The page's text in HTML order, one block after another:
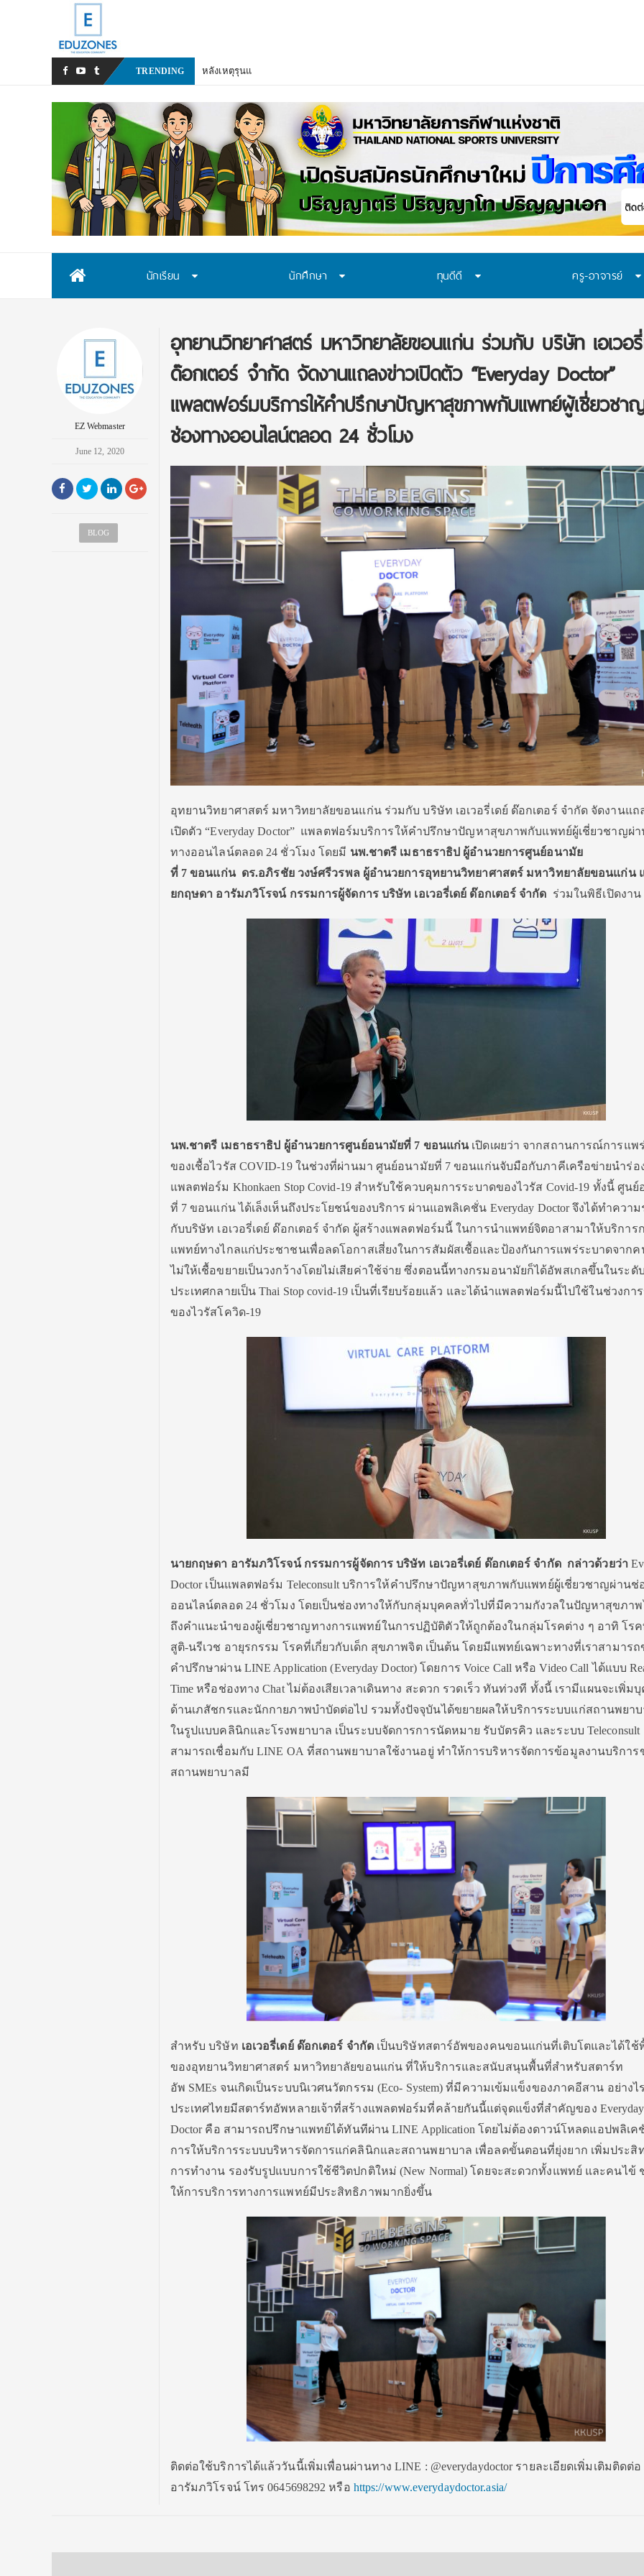
TRENDING
หลังเหตุรุนแรงในโรงเรียน เราควรเรียนรู้อะไร? 7 ระบบป้องกันที่โรงเรียนไทยควรมี ก่อนปัญหาของเด็กจะเดินไป
นักเรียน นักศึกษา ทุนดีดี ครู-อาจารย์
EZ Webmaster
June 12, 2020
BLOG
อุทยานวิทยาศาสตร์ มหาวิทยาลัยขอนแก่น ร่วมกับ บริษัท เอเวอ
ด๊อกเตอร์ จำกัด จัดงานแถลงข่าวเปิดตัว “Everyday Doctor”
แพลตฟอร์มบริการให้คำปรึกษาปัญหาสุขภาพกับแพทย์ผู้เชี่ยวชา
ช่องทางออนไลน์ตลอด 24 ชั่วโมง
อุทยานวิทยาศาสตร์ มหาวิทยาลัยขอนแก่น ร่วมกับ บริษัท เอเวอรี่เดย์ ด๊อกเตอร์ จำกัด จัดงานแถ
เปิดตัว “Everyday Doctor” แพลตฟอร์มบริการให้คำปรึกษาปัญหาสุขภาพกับแพทย์ผู้เชี่ยวชาญผ่
ทางออนไลน์ตลอด 24 ชั่วโมง โดยมี นพ.ชาตรี เมธาธราธิป ผู้อำนวยการศูนย์อนามัย
ที่ 7 ขอนแก่น ดร.อภิรชัย วงษ์ศรีวรพล ผู้อำนวยการอุทยานวิทยาศาสตร์ มหาวิทยาลัยขอนแก่น
ยกฤษดา อารัมภวิโรจน์ กรรมการผู้จัดการ บริษัท เอเวอรี่เดย์ ด๊อกเตอร์ จำกัด ร่วมในพิธีเปิดงาน
นพ.ชาตรี เมธาธราธิป ผู้อำนวยการศูนย์อนามัยที่ 7 ขอนแก่นเปิดเผยว่า จากสถานการณ์การแพ
ของเชื้อไวรัส COVID-19 ในช่วงที่ผ่านมา ศูนย์อนามัยที่ 7 ขอนแก่นจับมือกับภาคีเครือข่ายนำร่อ
แพลตฟอร์ม Khonkaen Stop Covid-19 สำหรับใช้ควบคุมการระบาดของไวรัส Covid-19 ทั้งนี้ ศูน
ที่ 7 ขอนแก่น ได้เล็งเห็นถึงประโยชน์ของบริการ ผ่านแอพลิเคชั่น Everyday Doctor จึงได้ทำควา
กับบริษัท เอเวอรี่เดย์ ด๊อกเตอร์ จำกัด ผู้สร้างแพลตฟอร์มนี้ ในการนำแพทย์จิตอาสามาให้บริการ
แพทย์ทางไกลแก่ประชาชนเพื่อลดโอกาสเสี่ยงในการสัมผัสเชื้อและป้องกันการแพร่ระบาดจาก
ไม่ให้เชื้อขยายเป็นวงกว้างโดยไม่เสียค่าใช้จ่าย ซึ่งตอนนี้ทางกรมอนามัยก็ได้อัพสเกลขึ้นในระดับ
ประเทศกลายเป็น Thai Stop covid-19 เป็นที่เรียบร้อยแล้ว และได้นำแพลตฟอร์มนี้ไปใช้ในช่วงกา
ของไวรัสโควิด-19
นายกฤษดา อารัมภวิโรจน์ กรรมการผู้จัดการ บริษัท เอเวอรี่เดย์ ด๊อกเตอร์ จำกัด กล่าวด้วยว่า
Doctor เป็นแพลตฟอร์ม Teleconsult บริการให้คำปรึกษาปัญหาสุขภาพกับแพทย์ผู้เชี่ยวชาญผ่านช่
ออนไลน์ตลอด 24 ชั่วโมง โดยเป็นช่องทางให้กับกลุ่มบุคคลทั่วไปที่มีความกังวลในปัญหาสุขภาพ
ถึงคำแนะนำของผู้เชี่ยวชาญทางการแพทย์ในการปฏิบัติตัวให้ถูกต้องในกลุ่มโรคต่าง ๆ อาทิ โรค
สูติ-นรีเวช อายุรกรรม โรคที่เกี่ยวกับเด็ก สุขภาพจิต เป็นต้น โดยมีแพทย์เฉพาะทางที่เราสามารถ
คำปรึกษาผ่าน LINE Application (Everyday Doctor) โดยการ Voice Call หรือ Video Call ได้แบบ
Time หรือช่องทาง Chat ไม่ต้องเสียเวลาเดินทาง สะดวก รวดเร็ว ทันท่วงที ทั้งนี้ เรามีแผนจะเพิ่ม
ด้านเภสัชกรและนักกายภาพบำบัดต่อไป รวมทั้งปัจจุบันได้ขยายผลให้บริการระบบแก่สถานพยา
ในรูปแบบคลินิกและโรงพยาบาล เป็นระบบจัดการการนัดหมาย รับบัตรคิว และระบบ
สามารถเชื่อมกับ LINE OA ที่สถานพยาบาลใช้งานอยู่ ทำให้การบริหารจัดการข้อมูลงานบริการ
สถานพยาบาลมี
สำหรับ บริษัท เอเวอรี่เดย์ ด๊อกเตอร์ จำกัดเป็นบริษัทสตาร์อัพของคนขอนแก่นที่เติบโตและได้ใช้
ของอุทยานวิทยาศาสตร์ มหาวิทยาลัยขอนแก่น ที่ให้บริการและสนับสนุนพื้นที่สำหรับสตาร์ท
อัพ SMEs จนเกิดเป็นระบบนิเวศนวัตกรรม (Eco- System) ที่มีความเข้มแข็งของภาคอีสาน อย่างไ
ประเทศไทยมีสตาร์ทอัพหลายเจ้าที่สร้างแพลตฟอร์มที่คล้ายกันนี้แต่จุดแข็งที่สำคัญของ Everyday
Doctor คือ สามารถปรึกษาแพทย์ได้ทันทีผ่าน LINE Application โดยไม่ต้องดาวน์โหลดแอปพลิเค
การให้บริการระบบบริหารจัดการแก่คลินิกและสถานพยาบาล เพื่อลดขั้นตอนที่ยุ่งยาก เพิ่มประสิ
การทำงาน รองรับรูปแบบการใช้ชีวิตปกติใหม่ (New Normal) โดยจะสะดวกทั้งแพทย์ และคนไข้
ให้การบริการทางการแพทย์มีประสิทธิภาพมากยิ่งขึ้น
ติดต่อใช้บริการได้แล้ววันนี้เพิ่มเพื่อนผ่านทาง LINE : @everydaydoctor รายละเอียดเพิ่มเติมติดต่
อารัมภวิโรจน์ โทร 0645698292 หรือ https://www.everydaydoctor.asia/